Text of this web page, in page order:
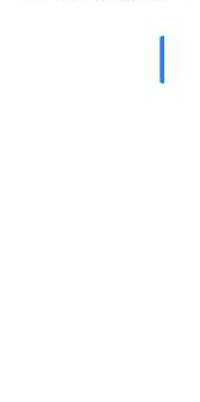
bì đóng
chủ “Về
công nghệ
ra sản
và quy
dạng, Micopak
thành cạnh